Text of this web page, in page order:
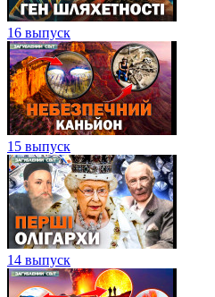
16 выпуск
15 выпуск
14 выпуск